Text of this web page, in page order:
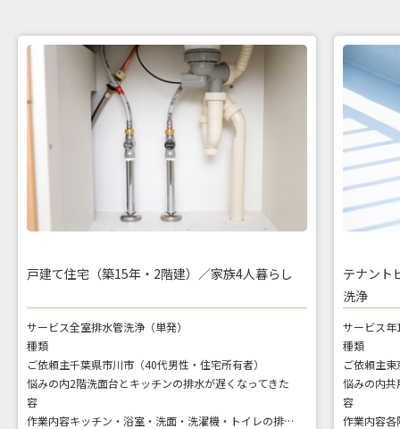
戸建て住宅（築15年・2階建）／家族4人暮らし
サービス
種類
全室排水管洗浄（単発）
ご依頼主千葉県市川市（40代男性・住宅所有者）
悩みの内
容
2階洗面台とキッチンの排水が遅くなってきた
作業内容
キッチン・浴室・洗面・洗濯機・トイレの排水口・トラップ洗浄
テナント
洗浄
サービス
種類
年
ご依頼主
悩みの内
容
作業内容